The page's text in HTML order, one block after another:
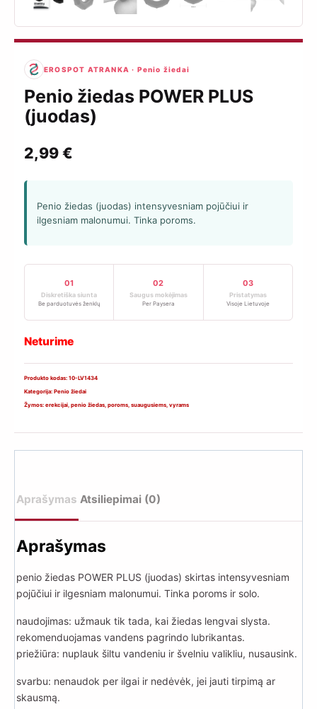
EROSPOT ATRANKA · Penio žiedai
Penio žiedas POWER PLUS
(juodas)
2,99€
Penio žiedas (juodas) intensyvesniam pojūčiui ir
ilgesniam malonumui. Tinka poroms.
01
Diskretiška siunta
Be parduotuvės ženklų
02
Saugus mokėjimas
Per Paysera
03
Pristatymas
Visoje Lietuvoje
Neturime
Produkto kodas: 10-LV1434
Kategorija: Penio žiedai
Žymos: erekcijai penio žiedas poroms suaugusiems vyrams
Aprašymas Atsiliepimai (0)
Aprašymas
penio žiedas POWER PLUS (juodas) skirtas intensyvesniam
pojūčiui ir ilgesniam malonumui. Tinka poroms ir solo.
naudojimas: užmauk tik tada, kai žiedas lengvai slysta.
rekomenduojamas vandens pagrindo lubrikantas.
priežiūra: nuplauk šiltu vandeniu ir švelniu valikliu, nusausink.
svarbu: nenaudok per ilgai ir nedėvėk, jei jauti tirpimą ar
skausmą.